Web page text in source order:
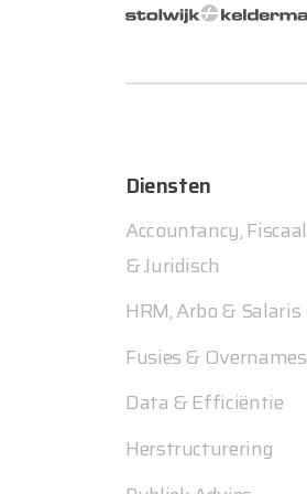
Diensten
Accountancy, Fiscaal
& Juridisch
HRM, Arbo & Salaris
Fusies & Overnames
Data & Efficiëntie
Herstructurering